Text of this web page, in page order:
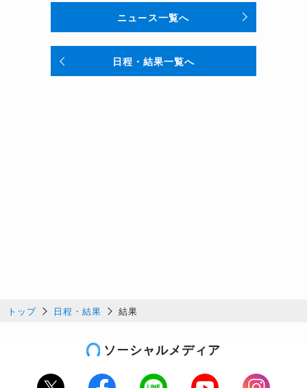
ニュース一覧へ
日程・結果一覧へ
トップ 日程・結果 結果
ソーシャルメディア